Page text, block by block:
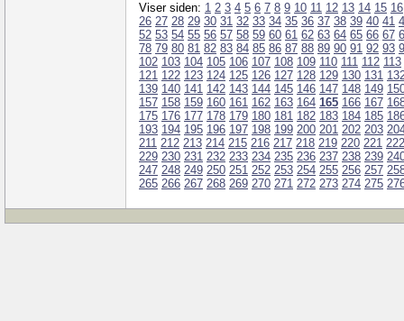
Viser siden: 1 2 3 4 5 6 7 8 9 10 11 12 13 14 15 16
26 27 28 29 30 31 32 33 34 35 36 37 38 39 40 41
52 53 54 55 56 57 58 59 60 61 62 63 64 65 66 67
78 79 80 81 82 83 84 85 86 87 88 89 90 91 92 93
102 103 104 105 106 107 108 109 110 111 112 113
121 122 123 124 125 126 127 128 129 130 131
139 140 141 142 143 144 145 146 147 148 149
157 158 159 160 161 162 163 164 165 166 167
175 176 177 178 179 180 181 182 183 184 185
193 194 195 196 197 198 199 200 201 202 203
211 212 213 214 215 216 217 218 219 220 221 222
229 230 231 232 233 234 235 236 237 238 239
247 248 249 250 251 252 253 254 255 256 257
265 266 267 268 269 270 271 272 273 274 275